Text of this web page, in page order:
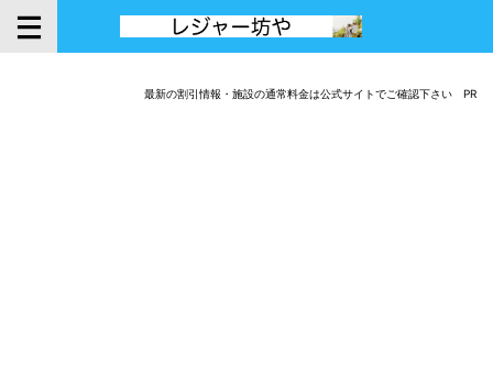
最新の割引情報・施設の通常料金は公式サイトでご確認下さい PR